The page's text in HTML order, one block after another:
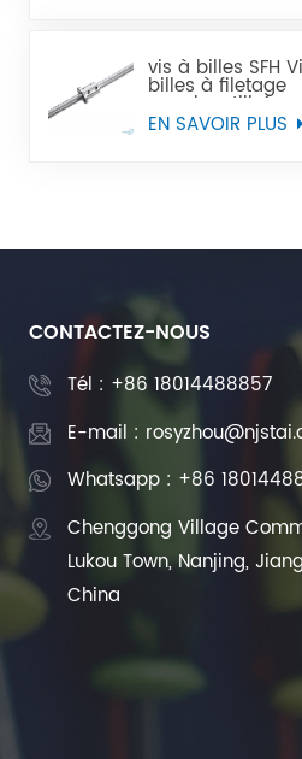
vis à billes SFH
billes à filetage
gauche utilisée
dans les
outils à
EN SAVOIR PLUS
CONTACTEZ-NOUS
Tél : +86 18014488857
E-mail :
Whatsapp : +86
Chenggong Village
Lukou Town, Nanjing,
China